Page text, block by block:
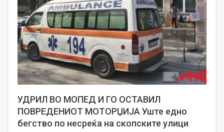
УДРИЛ ВО МОПЕД И ГО ОСТАВИЛ
ПОВРЕДЕНИОТ МОТОРЏИЈА Уште едно
бегство по несреќа на скопските улици